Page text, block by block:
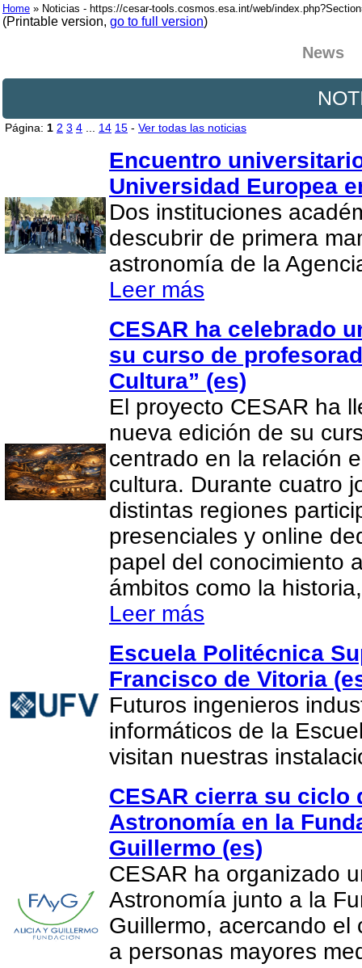
Home » Noticias - https://cesar-tools.cosmos.esa.int/web/
(Printable version, go to full version)
News
Página: 1 2 3 4 14 15 - Ver todas las noticias
Encuentro
Universidad Europea
Dos instituciones
descubrir de primera
astronomía de la
Leer más
CESAR ha celebrado
su curso de
Cultura” (es)
El proyecto CESAR ha
nueva edición de su
centrado en la relación
cultura. Durante cuatro
distintas regiones
presenciales y online
papel del conocimiento
ámbitos como la
Leer más
Escuela Politécnica
Francisco de Vitoria
Futuros ingenieros
informáticos de la
visitan nuestras
CESAR cierra su ciclo
Astronomía en la
Guillermo (es)
CESAR ha organizado
Astronomía junto a la
Guillermo, acercando
a personas mayores